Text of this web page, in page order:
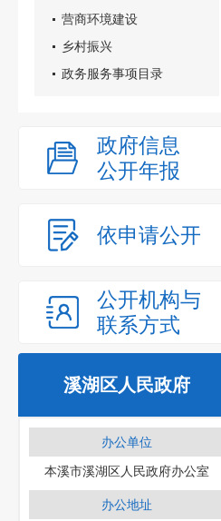
营商环境建设
乡村振兴
政务服务事项目录
政府信息
公开年报
依申请公开
公开机构与
联系方式
溪湖区人民政府
办公单位
本溪市溪湖区人民政府办公室
办公地址